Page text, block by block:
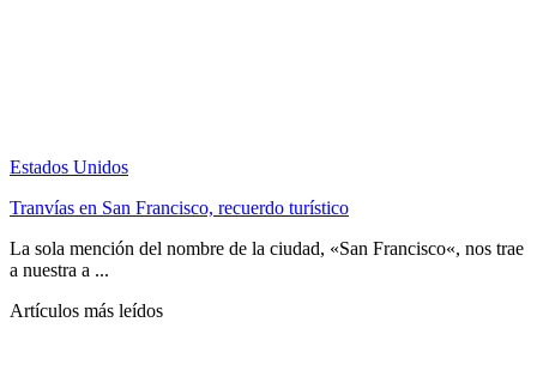
Estados Unidos
Tranvías en San Francisco, recuerdo turístico
La sola mención del nombre de la ciudad, «San Francisco«, nos trae
a nuestra a ...
Artículos más leídos